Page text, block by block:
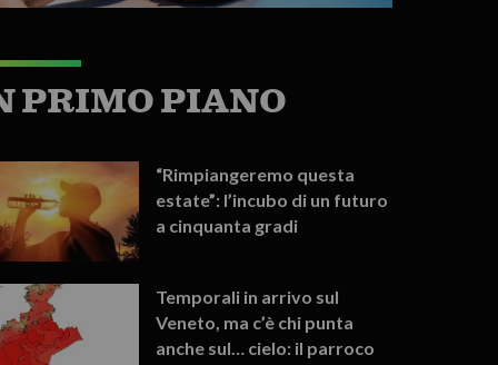
PRIMO PIANO
“Rimpiangeremo questa
estate”: l’incubo di un futuro
a cinquanta gradi
Temporali in arrivo sul
Veneto, ma c’è chi punta
anche sul… cielo: il parroco